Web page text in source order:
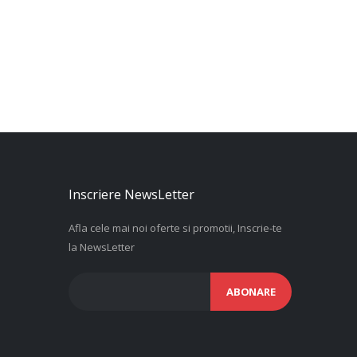
Inscriere NewsLetter
Afla cele mai noi oferte si promotii, Inscrie-te
la NewsLetter
ABONARE